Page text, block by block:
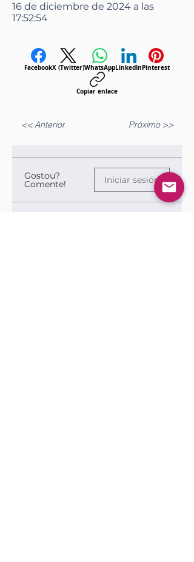
16 de diciembre de 2024 a las
17:52:54
FacebookX (Twitter)WhatsAppLinkedInPinterest
Copiar enlace
<< Anterior Próximo >>
Gostou?
Comente! Iniciar sesión